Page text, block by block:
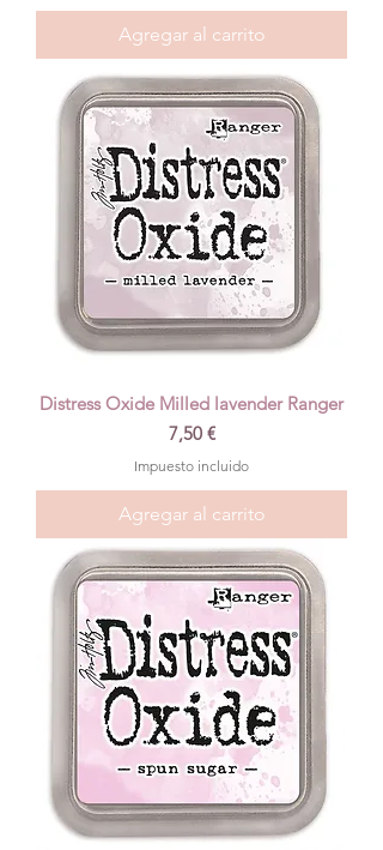
Agregar al carrito
Distress Oxide Milled lavender Ranger
Precio
7,50 €
Impuesto incluido
Agregar al carrito